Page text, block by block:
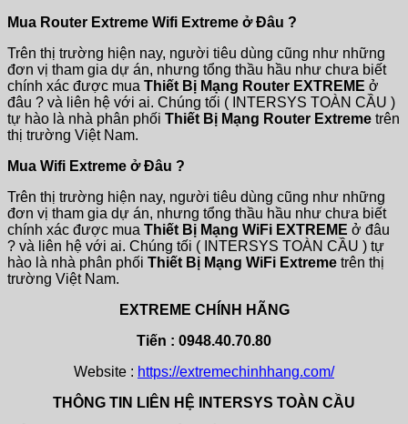
Mua Router Extreme Wifi Extreme ở Đâu ?
Trên thị trường hiện nay, người tiêu dùng cũng như những
đơn vị tham gia dự án, nhưng tổng thầu hầu như chưa biết
chính xác được mua Thiết Bị Mạng Router EXTREME ở
đâu ? và liên hệ với ai. Chúng tối ( INTERSYS TOÀN CẦU )
tự hào là nhà phân phối Thiết Bị Mạng Router Extreme trên
thị trường Việt Nam.
Mua Wifi Extreme ở Đâu ?
Trên thị trường hiện nay, người tiêu dùng cũng như những
đơn vị tham gia dự án, nhưng tổng thầu hầu như chưa biết
chính xác được mua Thiết Bị Mạng WiFi EXTREME ở đâu
? và liên hệ với ai. Chúng tối ( INTERSYS TOÀN CẦU ) tự
hào là nhà phân phối Thiết Bị Mạng WiFi Extreme trên thị
trường Việt Nam.
EXTREME CHÍNH HÃNG
Tiến : 0948.40.70.80
Website : https://extremechinhhang.com/
THÔNG TIN LIÊN HỆ INTERSYS TOÀN CẦU